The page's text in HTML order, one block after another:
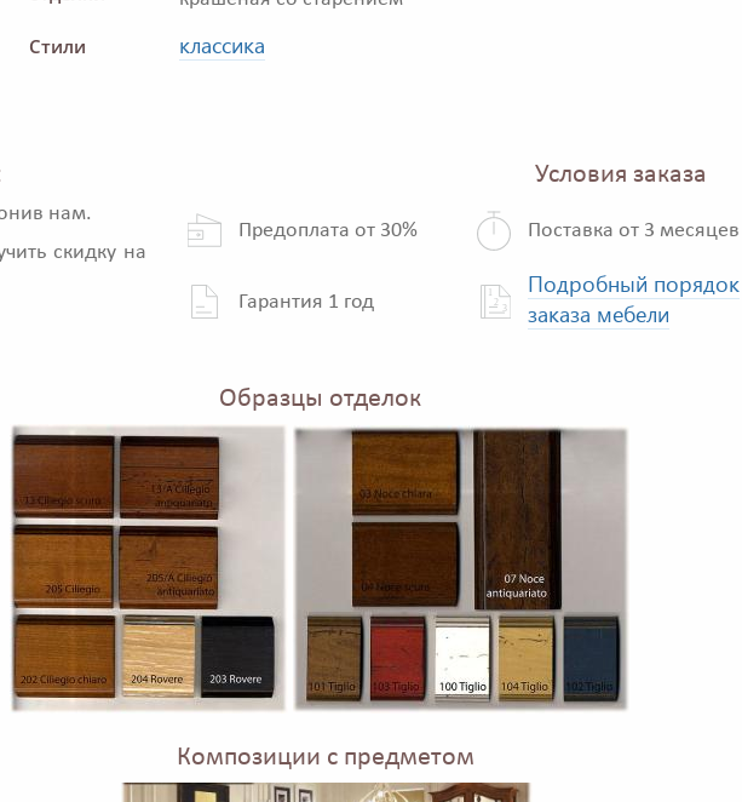
Стили классика
нам.
скидку на
Условия заказа
Предоплата от 30% Поставка от 3 месяцев
Гарантия 1 год
Подробный порядок
заказа мебели
Образцы отделок
Композиции с предметом